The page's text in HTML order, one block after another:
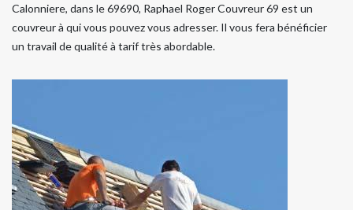
Calonniere, dans le 69690, Raphael Roger Couvreur 69 est un
couvreur à qui vous pouvez vous adresser. Il vous fera bénéficier
un travail de qualité à tarif très abordable.